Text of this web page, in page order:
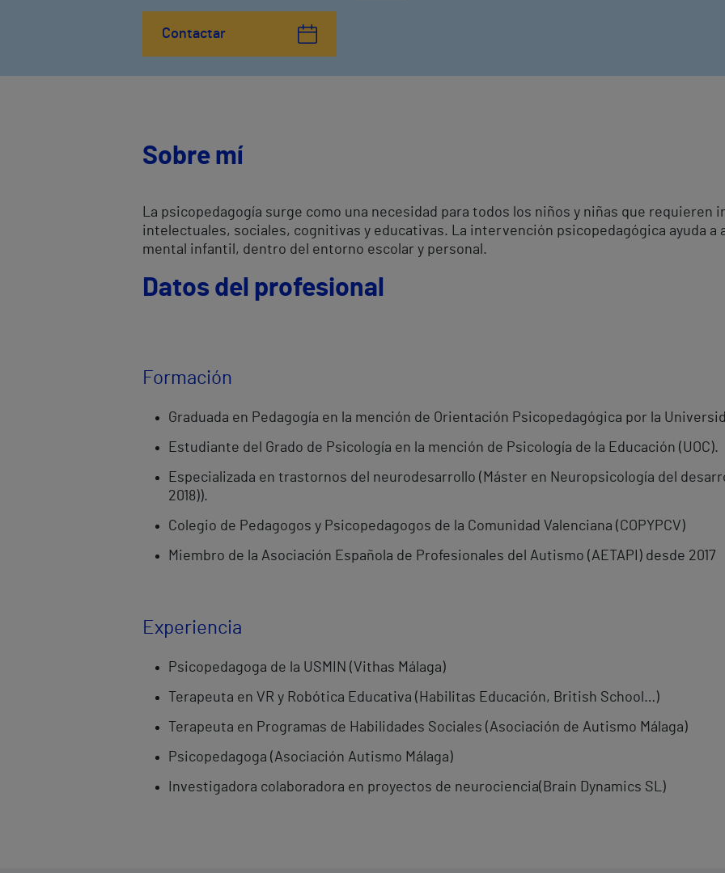
Contactar
Sobre mí
La psicopedagogía surge como una necesidad para todos los niños y niñas que requieren
intelectuales, sociales, cognitivas y educativas. La intervención psicopedagógica ayuda a
mental infantil, dentro del entorno escolar y personal.
Datos del profesional
Formación
Graduada en Pedagogía en la mención de Orientación Psicopedagógica por la
Estudiante del Grado de Psicología en la mención de Psicología de la Educación (UOC).
Especializada en trastornos del neurodesarrollo (Máster en Neuropsicología del
2018)).
Colegio de Pedagogos y Psicopedagogos de la Comunidad Valenciana (COPYPCV)
Miembro de la Asociación Española de Profesionales del Autismo (AETAPI) desde 2017
Experiencia
Psicopedagoga de la USMIN (Vithas Málaga)
Terapeuta en VR y Robótica Educativa (Habilitas Educación, British School…)
Terapeuta en Programas de Habilidades Sociales (Asociación de Autismo Málaga)
Psicopedagoga (Asociación Autismo Málaga)
Investigadora colaboradora en proyectos de neurociencia(Brain Dynamics SL)